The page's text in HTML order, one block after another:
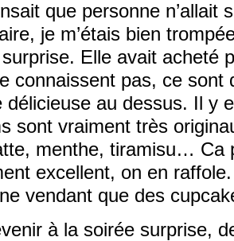
que personne n’allait
je m’étais bien
Elle avait acheté
connaissent pas, ce sont
délicieuse au dessus. Il y
sont vraiment très
menthe, tiramisu… Ca
excellent, on en
vendant que des
à la soirée surprise,